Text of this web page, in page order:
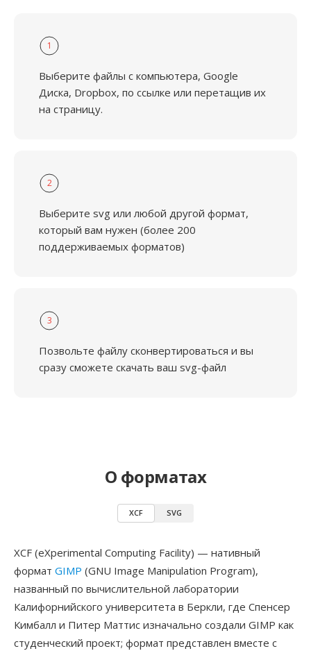
1
Выберите файлы с компьютера, Google
Диска, Dropbox, по ссылке или перетащив их
на страницу.
2
Выберите svg или любой другой формат,
который вам нужен (более 200
поддерживаемых форматов)
3
Позвольте файлу сконвертироваться и вы
сразу сможете скачать ваш svg-файл
О форматах
XCF SVG
XCF (eXperimental Computing Facility) — нативный
формат GIMP (GNU Image Manipulation Program),
названный по вычислительной лаборатории
Калифорнийского университета в Беркли, где Спенсер
Кимбалл и Питер Маттис изначально создали GIMP как
студенческий проект; формат представлен вместе с